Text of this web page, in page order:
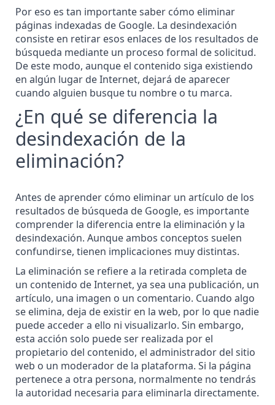
Por eso es tan importante saber cómo eliminar
páginas indexadas de Google. La desindexación
consiste en retirar esos enlaces de los resultados de
búsqueda mediante un proceso formal de solicitud.
De este modo, aunque el contenido siga existiendo
en algún lugar de Internet, dejará de aparecer
cuando alguien busque tu nombre o tu marca.
¿En qué se diferencia la
desindexación de la
eliminación?
Antes de aprender cómo eliminar un artículo de los
resultados de búsqueda de Google, es importante
comprender la diferencia entre la eliminación y la
desindexación. Aunque ambos conceptos suelen
confundirse, tienen implicaciones muy distintas.
La eliminación se refiere a la retirada completa de
un contenido de Internet, ya sea una publicación, un
artículo, una imagen o un comentario. Cuando algo
se elimina, deja de existir en la web, por lo que nadie
puede acceder a ello ni visualizarlo. Sin embargo,
esta acción solo puede ser realizada por el
propietario del contenido, el administrador del sitio
web o un moderador de la plataforma. Si la página
pertenece a otra persona, normalmente no tendrás
la autoridad necesaria para eliminarla directamente.